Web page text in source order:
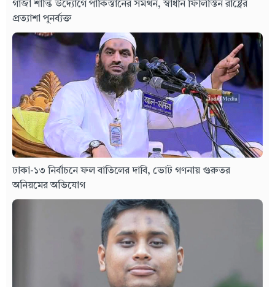
গাজা শান্তি উদ্যোগে পাকিস্তানের সমর্থন, স্বাধীন ফিলিস্তিন রাষ্ট্রের
প্রত্যাশা পুনর্ব্যক্ত
ঢাকা-১৩ নির্বাচনে ফল বাতিলের দাবি, ভোট গণনায় গুরুতর
অনিয়মের অভিযোগ